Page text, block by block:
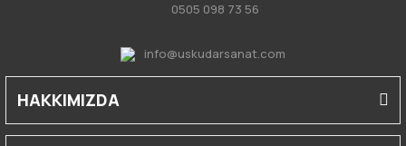
0505 098 73 56
info@uskudarsanat.com
HAKKIMIZDA